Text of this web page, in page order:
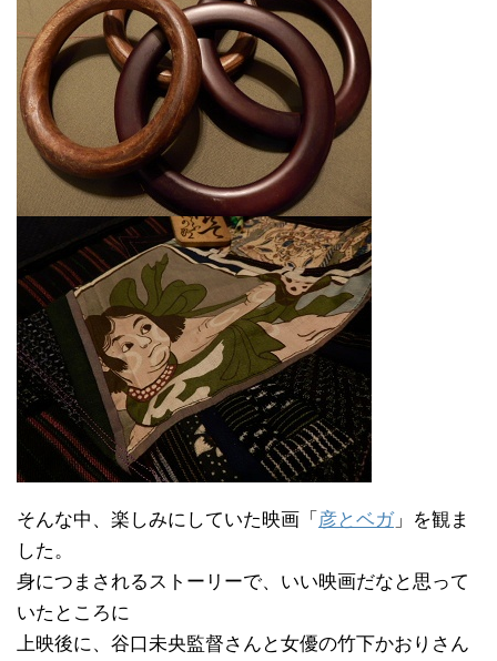
そんな中、楽しみにしていた映画「 彦とベガ」を観ま
した。
身につまされるストーリーで、いい映画だなと思って
いたところに
上映後に、谷口未央監督さんと女優の竹下かおりさん